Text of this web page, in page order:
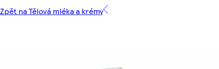
Zpět na Tělová mléka a krémy